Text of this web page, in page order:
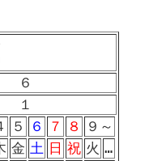
６
１
５ ６ ７ ８ ９ ～
金 土 日 祝 火 …